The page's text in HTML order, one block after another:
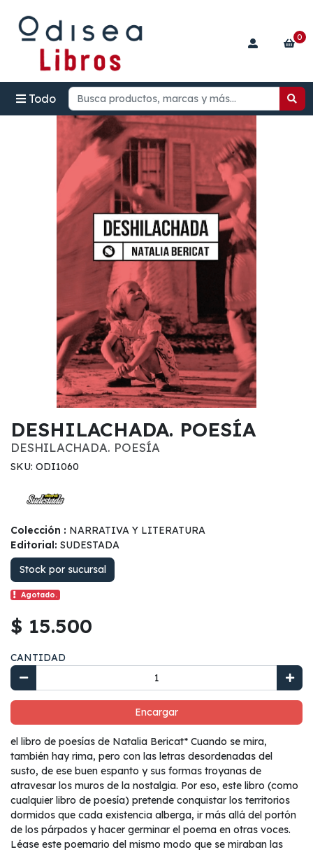
Todo
0
DESHILACHADA. POESÍA
DESHILACHADA. POESÍA
SKU: ODI1060
Colección : NARRATIVA Y LITERATURA
Editorial: SUDESTADA
Stock por sucursal
Agotado.
$ 15.500
CANTIDAD
Encargar
el libro de poesías de Natalia Bericat* Cuando se mira,
también hay rima, pero con las letras desordenadas del
susto, de ese buen espanto y sus formas troyanas de
atravesar los muros de la nostalgia. Por eso, este libro (como
cualquier libro de poesía) pretende conquistar los territorios
dormidos que cada existencia alberga, ir más allá del portón
de los párpados y hacer germinar el poema en otras voces.
Léase este poemario del mismo modo que se miraban las